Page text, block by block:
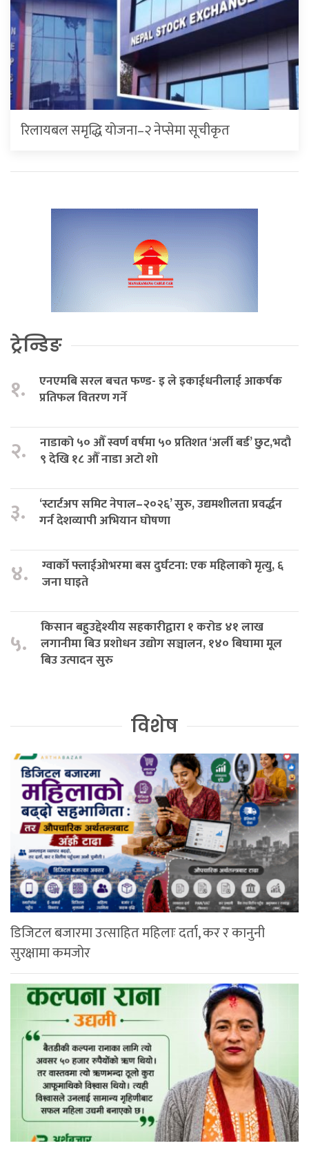
रिलायबल समृद्धि योजना–२ नेप्सेमा सूचीकृत
ट्रेन्डिङ
१.
एनएमबि सरल बचत फण्ड- इ ले इकाईधनीलाई आकर्षक
प्रतिफल वितरण गर्ने
२.
नाडाको ५० औँ स्वर्ण वर्षमा ५० प्रतिशत ‘अर्ली बर्ड’ छुट,भदौ
९ देखि १८ औँ नाडा अटो शो
३.
‘स्टार्टअप समिट नेपाल–२०२६’ सुरु, उद्यमशीलता प्रवर्द्धन
गर्न देशव्यापी अभियान घोषणा
४.
ग्वार्को फ्लाईओभरमा बस दुर्घटना: एक महिलाको मृत्यु, ६
जना घाइते
५.
किसान बहुउद्देश्यीय सहकारीद्वारा १ करोड ४१ लाख
लगानीमा बिउ प्रशोधन उद्योग सञ्चालन, १४० बिघामा मूल
बिउ उत्पादन सुरु
विशेष
डिजिटल बजारमा उत्साहित महिलाः दर्ता, कर र कानुनी
सुरक्षामा कमजोर